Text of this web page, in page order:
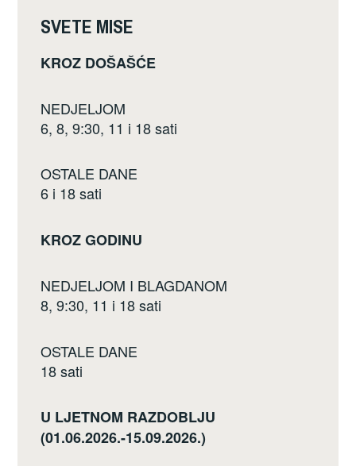
e
b
o
o
k
er e
SVETE MISE
KROZ DOŠAŠĆE
NEDJELJOM
6, 8, 9:30, 11 i 18 sati
OSTALE DANE
6 i 18 sati
KROZ GODINU
NEDJELJOM I BLAGDANOM
8, 9:30, 11 i 18 sati
OSTALE DANE
18 sati
U LJETNOM RAZDOBLJU
(01.06.2026.-15.09.2026.)